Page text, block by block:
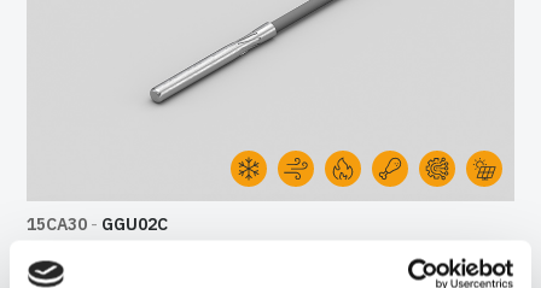
15CA30 - GGU02C
SONDA CON CAPSULA IN ACCIAIO, SENSORE PT100, CAVO IN SILICONE, CAPSULA
DIAMETRO 4X40 MM. ADATTA PER IL RILEVAMENTO DELLA TEMPERATURA IN